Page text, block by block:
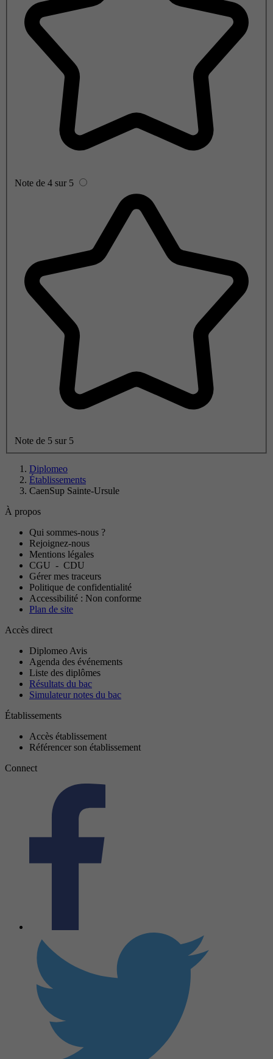
Note de 4 sur 5
Note de 5 sur 5
Diplomeo
Établissements
CaenSup Sainte-Ursule
À propos
Qui sommes-nous ?
Rejoignez-nous
Mentions légales
CGU - CDU
Gérer mes traceurs
Politique de confidentialité
Accessibilité : Non conforme
Plan de site
Accès direct
Diplomeo Avis
Agenda des événements
Liste des diplômes
Résultats du bac
Simulateur notes du bac
Établissements
Accès établissement
Référencer son établissement
Connect